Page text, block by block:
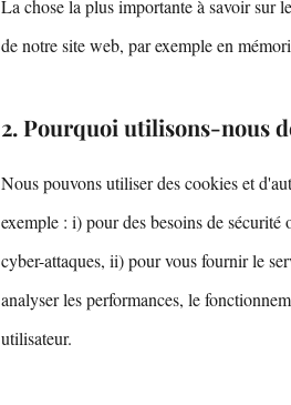
La chose la plus importante à savoir sur
de notre site web, par exemple en
2. Pourquoi utilisons-nous
Nous pouvons utiliser des cookies et
exemple : i) pour des besoins de
cyber-attaques, ii) pour vous fournir le
analyser les performances, le
utilisateur.